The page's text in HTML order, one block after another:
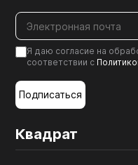
Квадрат
Я даю согласие на
соответствии с
Подписаться